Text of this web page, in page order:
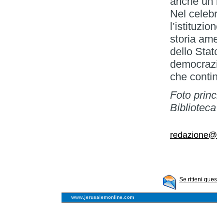
Nel
storia
dello
che
Foto
Se ritieni
www.jerusalemonline.com